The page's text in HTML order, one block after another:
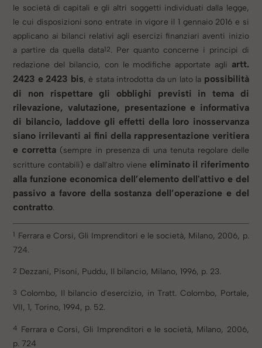
le società di capitali e gli altri soggetti individuati dalla legge,
le cui disposizioni sono entrate in vigore il 1 gennaio 2016 e si
applicano ai bilanci relativi agli esercizi finanziari aventi inizio
a partire da quella data12. Per quanto concerne i principi di
redazione del bilancio, con le modifiche apportate agli artt.
2423 e 2423 bis, è stata introdotta da un lato la possibilità
di non rispettare gli obblighi previsti in tema di
rilevazione, valutazione, presentazione e informativa
di bilancio, laddove gli effetti della loro inosservanza
siano irrilevanti ai fini della rappresentazione veritiera
e corretta (sempre in presenza di una tenuta regolare delle
scritture contabili) e dall'altro viene eliminato il riferimento
alla funzione economica dell’elemento dell'attivo e del
passivo a favore della sostanza dell’operazione e del
contratto.
1 Ferrara e Corsi, Gli Imprenditori e le società, Milano, 2006, p.
724.
2 Dezzani, Pisoni, Puddu, Il bilancio, Milano, 1996, p. 23.
3 Colombo, Il bilancio d'esercizio, in Tratt. Colombo, Portale,
VII, 1, Torino, 1994, p. 52.
4 Ferrara e Corsi, Gli Imprenditori e le società, Milano, 2006,
p. 724